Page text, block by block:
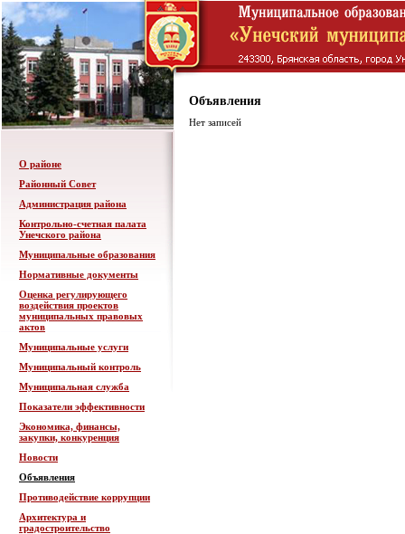
О районе
Районный Совет
Администрация района
Контрольно-счетная палата
Унечского района
Муниципальные образования
Нормативные документы
Оценка регулирующего
воздействия проектов
муниципальных правовых
актов
Муниципальные услуги
Муниципальный контроль
Муниципальная служба
Показатели эффективности
Экономика, финансы,
закупки, конкуренция
Новости
Объявления
Противодействие коррупции
Архитектура и
градостроительство
Объявления
Нет записей